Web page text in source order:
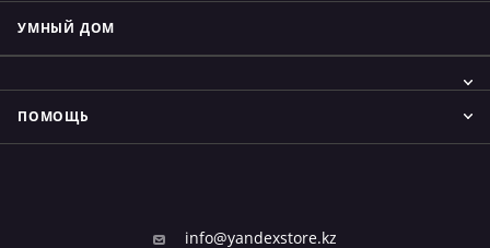
УМНЫЙ ДОМ
ПОМОЩЬ
info@yandexstore.kz